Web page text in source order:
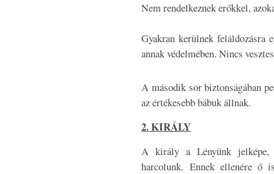
Nem rendelkeznek erőkkel,
Gyakran kerülnek feláldozásra
annak védelmében. Nincs
A második sor biztonságában
az értékesebb bábuk állnak.
2. KIRÁLY
A király a Lényünk jelképe,
harcolunk. Ennek ellenére ő